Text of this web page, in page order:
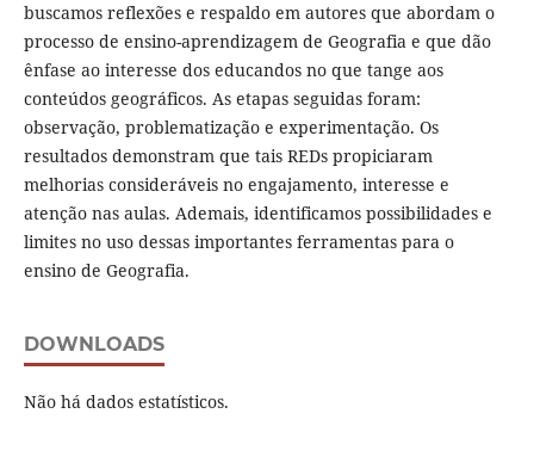
buscamos reflexões e respaldo em autores que abordam o
processo de ensino-aprendizagem de Geografia e que dão
ênfase ao interesse dos educandos no que tange aos
conteúdos geográficos. As etapas seguidas foram:
observação, problematização e experimentação. Os
resultados demonstram que tais REDs propiciaram
melhorias consideráveis no engajamento, interesse e
atenção nas aulas. Ademais, identificamos possibilidades e
limites no uso dessas importantes ferramentas para o
ensino de Geografia.
DOWNLOADS
Não há dados estatísticos.